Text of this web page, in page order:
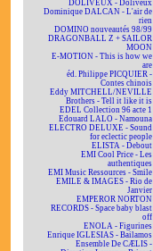
DOLIVEUX - Doliveux
Dominique DALCAN - L'air de
rien
DOMINO nouveautés 98/99
DRAGONBALL Z + SAILOR
MOON
E-MOTION - This is how we
are
éd. Philippe PICQUIER -
Contes chinois
Eddy MITCHELL/NEVILLE
Brothers - Tell it like it is
EDEL Collection 96 acte 1
Edouard LALO - Namouna
ELECTRO DELUXE - Sound
for eclectic people
ELISTA - Debout
EMI Cool Price - Les
authentiques
EMI Music Ressources - Smile
EMILE & IMAGES - Rio de
Janvier
EMPEROR NORTON
RECORDS - Space baby blast
off
ENOLA - Figurines
Enrique IGLESIAS - Bailamos
Ensemble De CÆLIS -